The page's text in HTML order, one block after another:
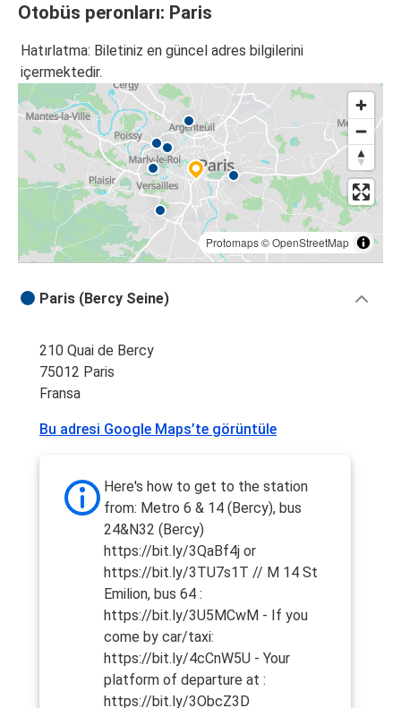
Otobüs peronları: Paris
Hatırlatma: Biletiniz en güncel adres bilgilerini
içermektedir.
Protomaps©OpenStreetMap
Paris (Bercy Seine)
210 Quai de Bercy
75012 Paris
Fransa
Bu adresi Google Maps’te görüntüle
Here's how to get to the station
from: Metro 6 & 14 (Bercy), bus
24&N32 (Bercy)
https://bit.ly/3QaBf4j or
https://bit.ly/3TU7s1T // M 14 St
Emilion, bus 64 :
https://bit.ly/3U5MCwM - If you
come by car/taxi:
https://bit.ly/4cCnW5U - Your
platform of departure at :
https://bit.ly/3ObcZ3D